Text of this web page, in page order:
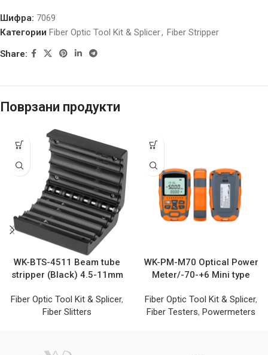
Шифра: 7069
Категории Fiber Optic Tool Kit & Splicer, Fiber Stripper
Share:
Поврзани продукти
WK-BTS-4511 Beam tube
stripper (Black) 4.5-11mm
Fiber Optic Tool Kit & Splicer,
Fiber Slitters
WK-PM-M70 Optical Power
Meter/-70-+6 Mini type
Fiber Optic Tool Kit & Splicer,
Fiber Testers, Powermeters